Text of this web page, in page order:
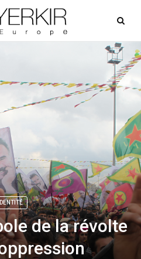
IDENTITÉ
de la révolte